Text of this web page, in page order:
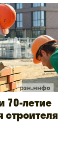
70-летие
строителя